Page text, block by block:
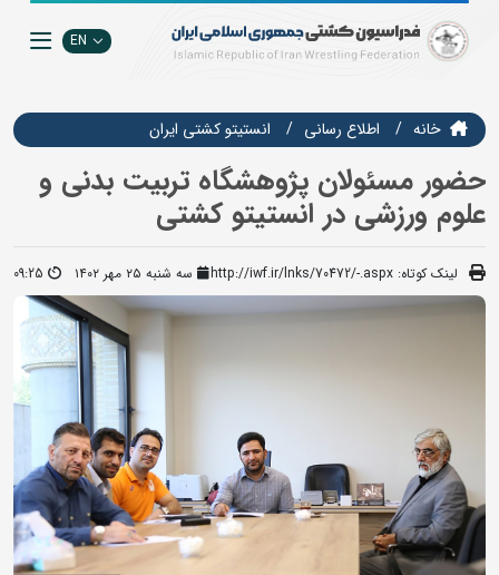
EN
خانه اطلاع رسانی انستيتو كشتي ايران
حضور مسئولان پژوهشگاه تربیت بدنی و
علوم ورزشی در انستیتو کشتی
لینک کوتاه: http://iwf.ir/lnks/70472/-.aspx سه شنبه ۲۵ مهر ۱۴۰۲ 09:25